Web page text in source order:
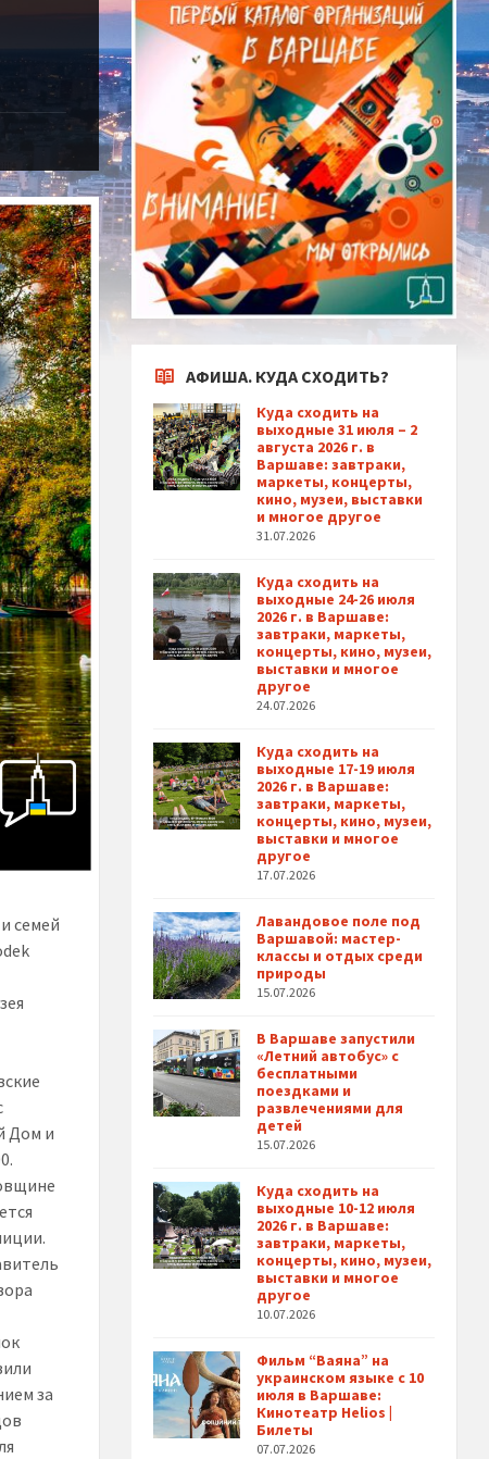
семей
Дом и
за
АФИША. КУДА СХОДИТЬ?
Куда сходить на
выходные 31 июля – 2
августа 2026 г. в
Варшаве: завтраки,
маркеты, концерты,
кино, музеи, выставки
и многое другое
31.07.2026
Куда сходить на
выходные 24-26 июля
2026 г. в Варшаве:
завтраки, маркеты,
концерты, кино, музеи,
выставки и многое
другое
24.07.2026
Куда сходить на
выходные 17-19 июля
2026 г. в Варшаве:
завтраки, маркеты,
концерты, кино, музеи,
выставки и многое
другое
17.07.2026
Лавандовое поле под
Варшавой: мастер-
классы и отдых среди
природы
15.07.2026
В Варшаве запустили
«Летний автобус» с
бесплатными
поездками и
развлечениями для
детей
15.07.2026
Куда сходить на
выходные 10-12 июля
2026 г. в Варшаве:
завтраки, маркеты,
концерты, кино, музеи,
выставки и многое
другое
10.07.2026
Фильм “Ваяна” на
украинском языке с 10
июля в Варшаве:
Кинотеатр Helios |
Билеты
07.07.2026